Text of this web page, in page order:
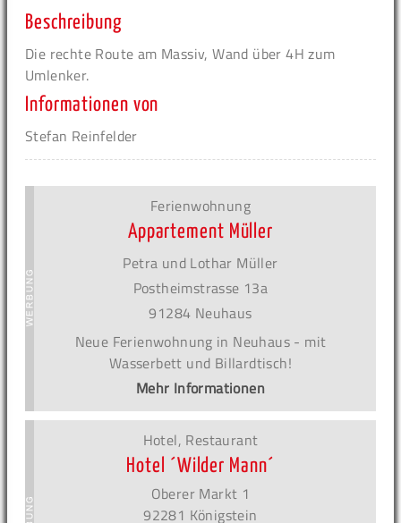
Beschreibung
Die rechte Route am Massiv, Wand über 4H zum
Umlenker.
Informationen von
Stefan Reinfelder
Ferienwohnung
Appartement Müller
Petra und Lothar Müller
Postheimstrasse 13a
91284 Neuhaus
Neue Ferienwohnung in Neuhaus - mit
Wasserbett und Billardtisch!
Mehr Informationen
Hotel, Restaurant
Hotel ´Wilder Mann´
Oberer Markt 1
92281 Königstein